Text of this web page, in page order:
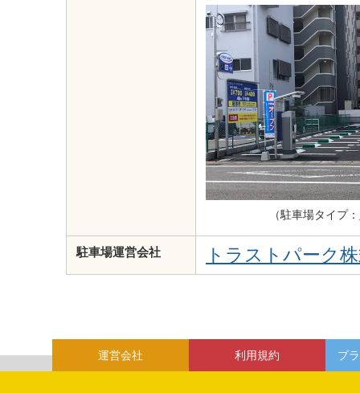
（駐車場タイプ：
駐車場運営会社 トラストパーク
運営会社 利用規約 プ